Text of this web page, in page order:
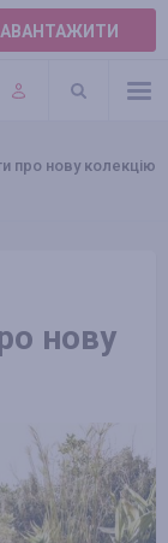
про нову колекцію
нову